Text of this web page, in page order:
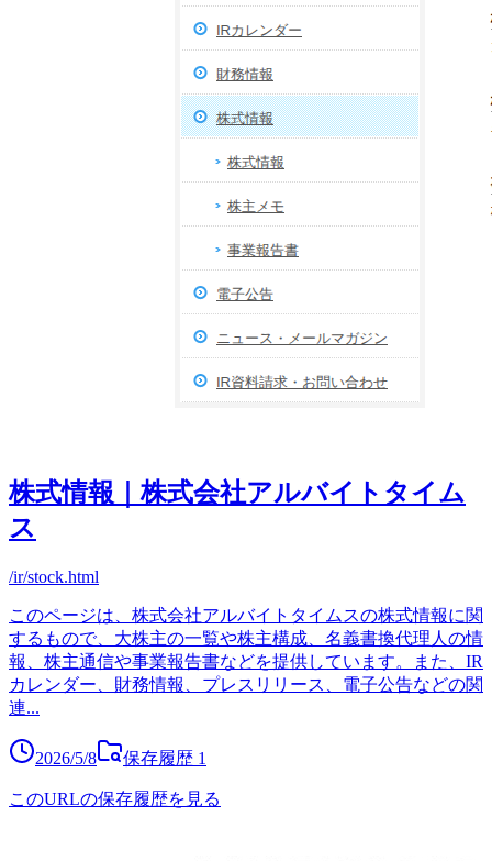
株式情報｜株式会社アルバイトタイム
ス
/ir/stock.html
このページは、株式会社アルバイトタイムスの株式情報に関
するもので、大株主の一覧や株主構成、名義書換代理人の情
報、株主通信や事業報告書などを提供しています。また、IR
カレンダー、財務情報、プレスリリース、電子公告などの関
連...
2026/5/8 保存履歴 1
このURLの保存履歴を見る